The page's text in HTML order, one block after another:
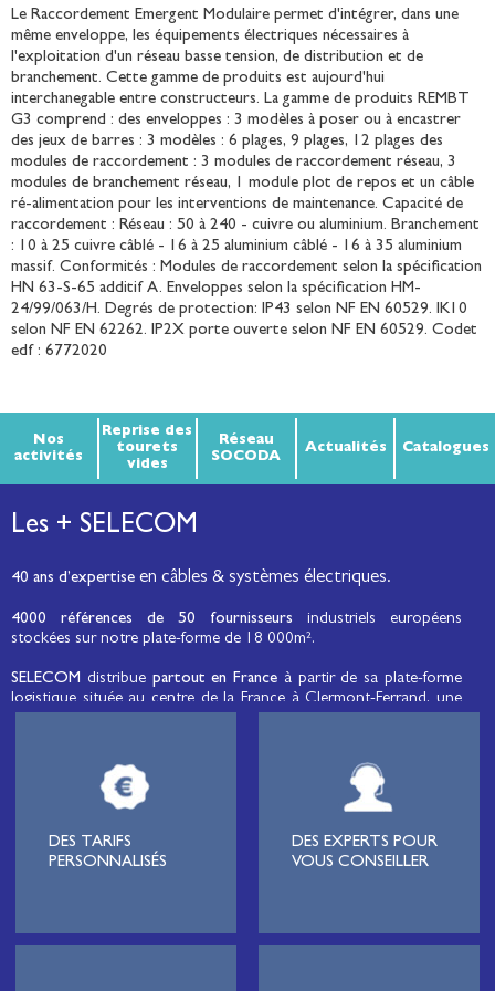
Le Raccordement Emergent Modulaire permet d'intégrer, dans une
même enveloppe, les équipements électriques nécessaires à
l'exploitation d'un réseau basse tension, de distribution et de
branchement. Cette gamme de produits est aujourd'hui
interchanegable entre constructeurs. La gamme de produits REMBT
G3 comprend : des enveloppes : 3 modèles à poser ou à encastrer
des jeux de barres : 3 modèles : 6 plages, 9 plages, 12 plages des
modules de raccordement : 3 modules de raccordement réseau, 3
modules de branchement réseau, 1 module plot de repos et un câble
ré-alimentation pour les interventions de maintenance. Capacité de
raccordement : Réseau : 50 à 240 - cuivre ou aluminium. Branchement
: 10 à 25 cuivre câblé - 16 à 25 aluminium câblé - 16 à 35 aluminium
massif. Conformités : Modules de raccordement selon la spécification
HN 63-S-65 additif A. Enveloppes selon la spécification HM-
24/99/063/H. Degrés de protection: IP43 selon NF EN 60529. IK10
selon NF EN 62262. IP2X porte ouverte selon NF EN 60529. Codet
edf : 6772020
Nos
activités
Reprise des
tourets
vides
Réseau
SOCODA
Actualités Catalogues
Les + SELECOM
40 ans d’expertise en câbles & systèmes électriques.
4000 références de 50 fournisseurs industriels européens
stockées sur notre plate-forme de 18 000m².
SELECOM distribue partout en France à partir de sa plate-forme
logistique située au centre de la France à Clermont-Ferrand, une
, de matériel
d’éclairage public et d'éco-mobilité destinée aux professionnels de
Lignard, monteur de réseaux électriques, installateur électrique,
tableautier, collectivité, municipalité, exploitation agricole,
d’électrification, site industriel, scierie, site logistique, station de
DES TARIFS
PERSONNALISÉS
DES EXPERTS POUR
VOUS CONSEILLER